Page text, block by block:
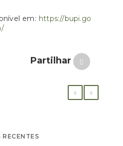
em: https://bupi.go
Partilhar
RECENTES